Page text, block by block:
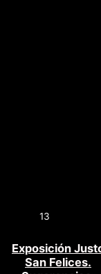
13
Exposición
San Felices.